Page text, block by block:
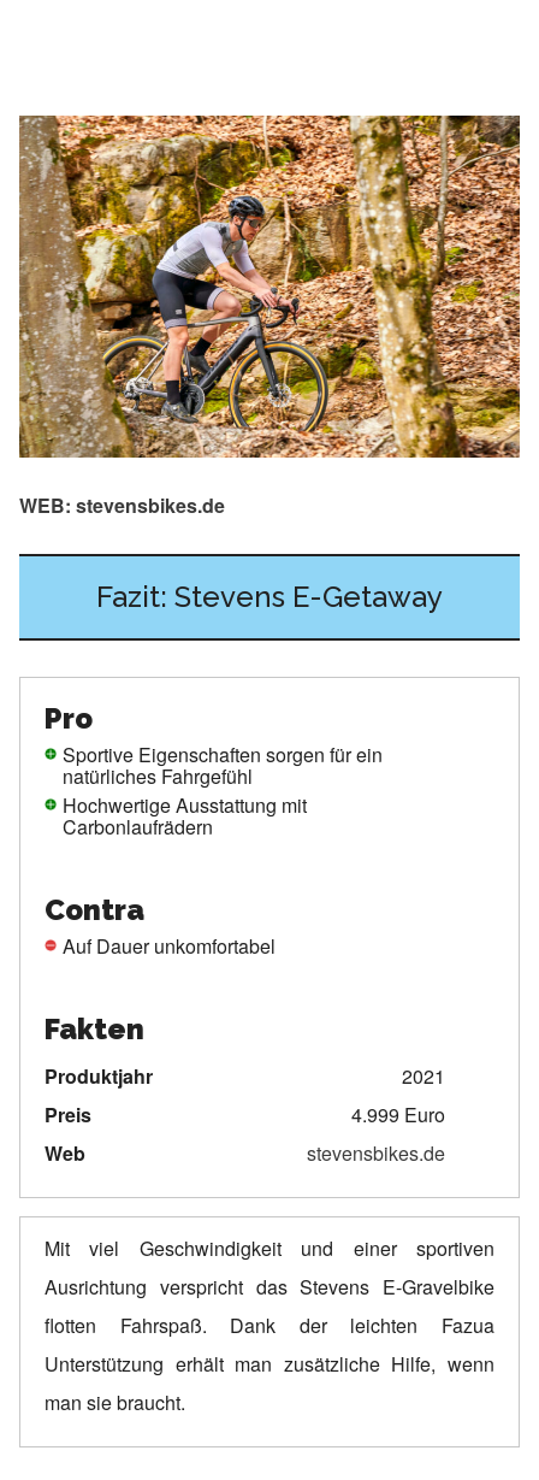
WEB: stevensbikes.de
Fazit: Stevens E-Getaway
Pro
Sportive Eigenschaften sorgen für ein
natürliches Fahrgefühl
Hochwertige Ausstattung mit
Carbonlaufrädern
Contra
Auf Dauer unkomfortabel
Fakten
Produktjahr
2021
Preis
4.999 Euro
Web
stevensbikes.de
Mit viel Geschwindigkeit und einer sportiven
Ausrichtung verspricht das Stevens E-Gravelbike
flotten Fahrspaß. Dank der leichten Fazua
Unterstützung erhält man zusätzliche Hilfe, wenn
man sie braucht.